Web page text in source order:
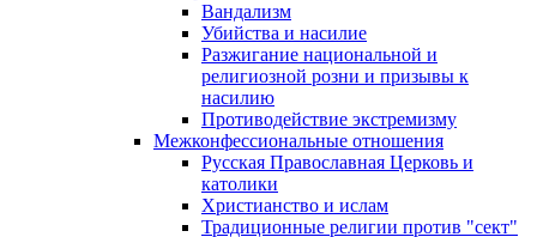
Вандализм
Убийства и насилие
Разжигание национальной и
религиозной розни и призывы к
насилию
Противодействие экстремизму
Межконфессиональные отношения
Русская Православная Церковь и
католики
Христианство и ислам
Традиционные религии против "сект"